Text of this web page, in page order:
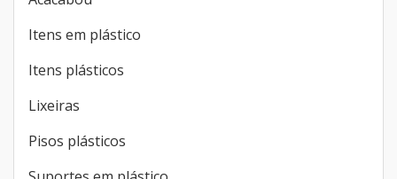
Container plásticos
Acacabou
Itens plásticos